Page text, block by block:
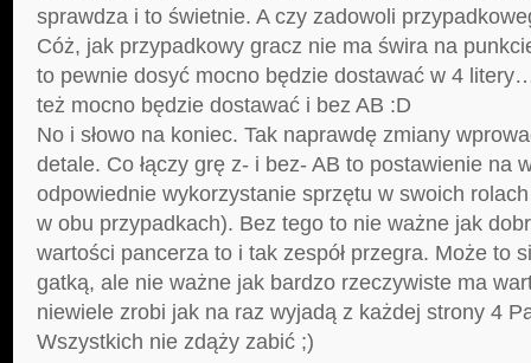
sprawdza i to świetnie. A czy zadowoli
Cóż, jak przypadkowy gracz nie ma świra na
to pewnie dosyć mocno będzie dostawać w 4
też mocno będzie dostawać i bez AB :D
No i słowo na koniec. Tak naprawdę zmiany
detale. Co łączy grę z- i bez- AB to postawienie na
odpowiednie wykorzystanie sprzętu w swoich
w obu przypadkach). Bez tego to nie ważne jak
wartości pancerza to i tak zespół przegra. Może to
gatką, ale nie ważne jak bardzo rzeczywiste ma
niewiele zrobi jak na raz wyjadą z każdej strony 4
Wszystkich nie zdąży zabić ;)